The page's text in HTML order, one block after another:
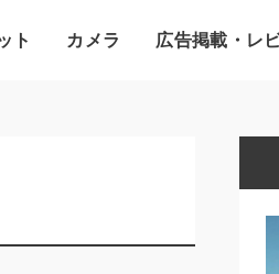
ト カメラ 広告掲載・レ